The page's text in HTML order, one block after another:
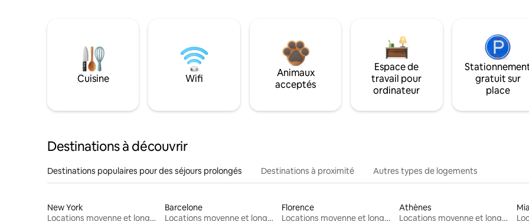
Cuisine Wifi
Animaux
acceptés
Espace de
travail pour
ordinateur
gratuit sur
place
Destinations à découvrir
Destinations populaires pour des séjours prolongés Destinations à proximité Autres types de logements
New York
Locations moyenne et longue durée
Barcelone
Locations moyenne et longue durée
Florence
Locations moyenne et longue durée
Athènes
Locations moyenne et longue durée